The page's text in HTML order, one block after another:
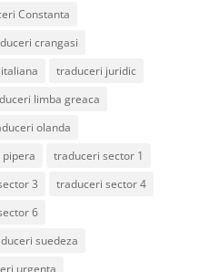
Constanta
crangasi
traduceri juridic
limba greaca
olanda
traduceri sector 1
3
traduceri sector 4
6
suedeza